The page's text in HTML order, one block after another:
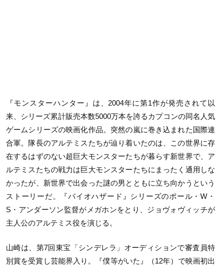
『モンスターハンター』は、2004年に第1作が発売されて以
来、シリーズ累計販売本数5000万本を誇るカプコンの同名人気
ゲームシリーズの映画化作品。突然の嵐に巻き込まれた国際連
合軍。隊長のアルテミスたちが辿り着いたのは、この世界に存
在するはずのない超巨大モンスターたちが暮らす新世界で、ア
ルテミスたちの戦力は巨大モンスターたちにまったく通用しな
かったが、新世界で出会った謎の男とともに立ち向かうという
ストーリーだ。『バイオハザード』シリーズのポール・W・
S・アンダーソン監督がメガホンをとり、ジョヴォヴィッチが
主人公のアルテミス役を演じる。
山崎は、第7回東宝「シンデレラ」オーディションで審査員特
別賞を受賞し芸能界入り。『僕等がいた』（12年）で映画初出